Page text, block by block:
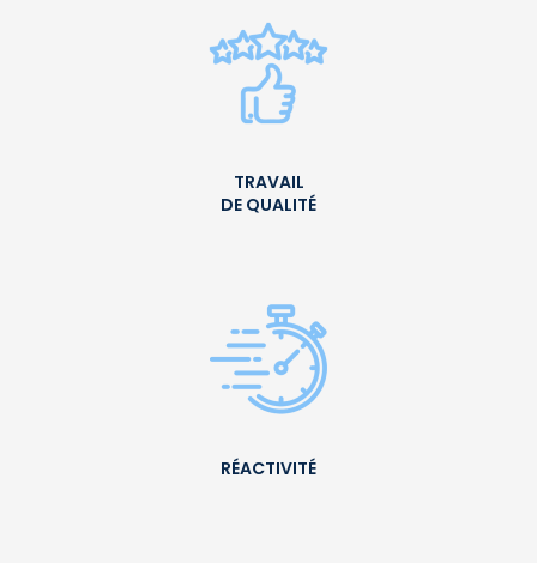
TRAVAIL
DE QUALITÉ
RÉACTIVITÉ